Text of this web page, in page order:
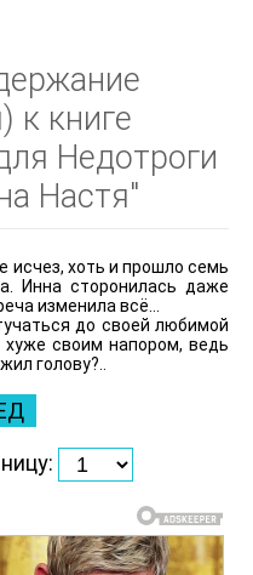
к книге
Недотроги
Настя"
исчез, хоть и прошло семь
Инна сторонилась даже
изменила всё…
до своей любимой
своим напором, ведь
голову?..